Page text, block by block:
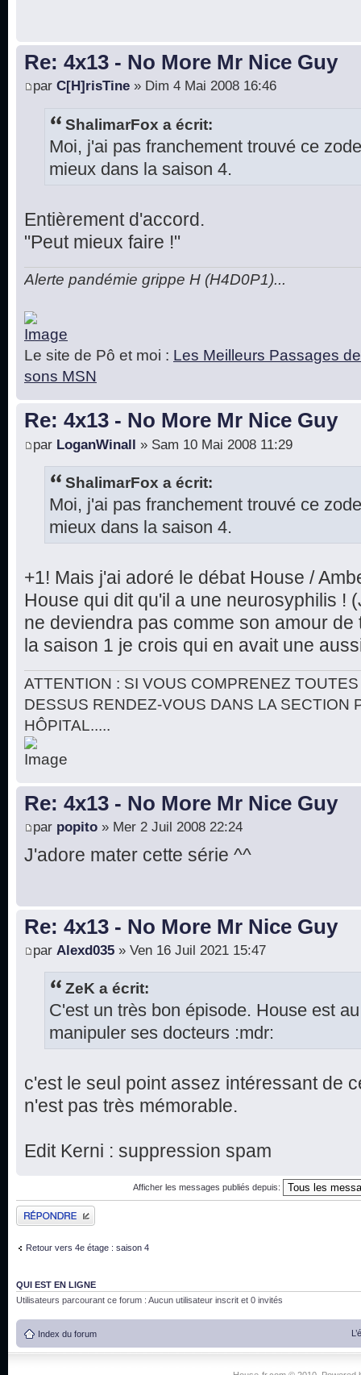
Re: 4x13 - No More Mr Nice Guy
par C[H]risTine » Dim 4 Mai 2008 16:46
ShalimarFox a écrit:
Moi, j'ai pas franchement trouvé ce
mieux dans la saison 4.
Entièrement d'accord.
"Peut mieux faire !"
Alerte pandémie grippe H (H4D0P1)...
Le site de Pô et moi : Les Meilleurs Passages
sons MSN
Re: 4x13 - No More Mr Nice Guy
par LoganWinall » Sam 10 Mai 2008 11:29
ShalimarFox a écrit:
Moi, j'ai pas franchement trouvé ce
mieux dans la saison 4.
+1! Mais j'ai adoré le débat House /
House qui dit qu'il a une neurosyphilis !
ne deviendra pas comme son amour
la saison 1 je crois qui en avait une
ATTENTION : SI VOUS COMPRENEZ
DESSUS RENDEZ-VOUS DANS LA SECTION
HÔPITAL.....
Re: 4x13 - No More Mr Nice Guy
par popito » Mer 2 Juil 2008 22:24
J'adore mater cette série ^^
Re: 4x13 - No More Mr Nice Guy
par Alexd035 » Ven 16 Juil 2021 15:47
ZeK a écrit:
C'est un très bon épisode. House est
manipuler ses docteurs :mdr:
c'est le seul point assez intéressant de
n'est pas très mémorable.
Edit Kerni : suppression spam
Afficher les messages publiés depuis:
Publier une réponse
Retour vers 4e étage : saison 4
QUI EST EN LIGNE
Utilisateurs parcourant ce forum : Aucun utilisateur inscrit et 0 invités
Index du forum